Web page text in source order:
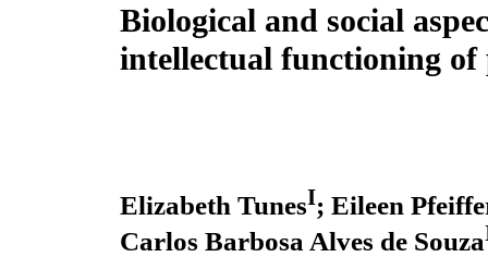
Biological and social
intellectual functioning of
Elizabeth TunesI; Eileen
Carlos Barbosa Alves de Souza